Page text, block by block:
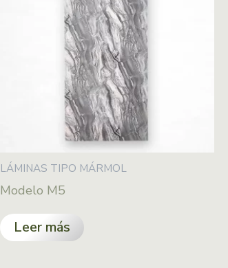
LÁMINAS TIPO MÁRMOL
Modelo M5
Leer más